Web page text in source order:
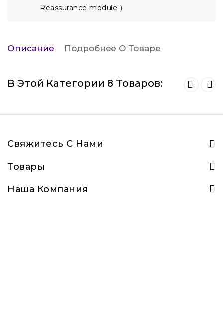
Reassurance module")
Описание Подробнее О Товаре
В Этой Категории 8 Товаров:
Свяжитесь С Нами
Товары
Наша Компания